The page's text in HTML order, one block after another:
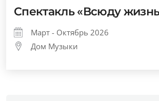
Спектакль «Всюду
Март - Октябрь 2026
Дом Музыки